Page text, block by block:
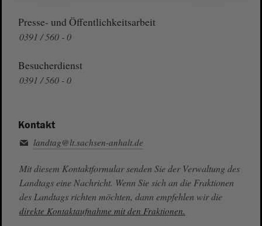
Presse- und Öffentlichkeitsarbeit
0391 / 560 - 0
Besucherdienst
0391 / 560 - 0
Kontakt
landtag@lt.sachsen-anhalt.de
Mit diesem Kontaktformular senden Sie der Verwaltung des
Landtags eine Nachricht. Wenn Sie sich an die Fraktionen
des Landtags richten möchten, dann empfehlen wir die
direkte Kontaktaufnahme mit den Fraktionen.